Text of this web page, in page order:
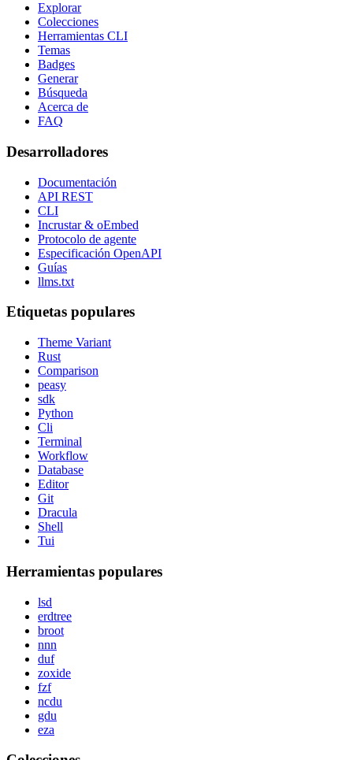
Explorar
Colecciones
Herramientas CLI
Temas
Badges
Generar
Búsqueda
Acerca de
FAQ
Desarrolladores
Documentación
API REST
CLI
Incrustar & oEmbed
Protocolo de agente
Especificación OpenAPI
Guías
llms.txt
Etiquetas populares
Theme Variant
Rust
Comparison
peasy
sdk
Python
Cli
Terminal
Workflow
Database
Editor
Git
Dracula
Shell
Tui
Herramientas populares
lsd
erdtree
broot
nnn
duf
zoxide
fzf
ncdu
gdu
eza